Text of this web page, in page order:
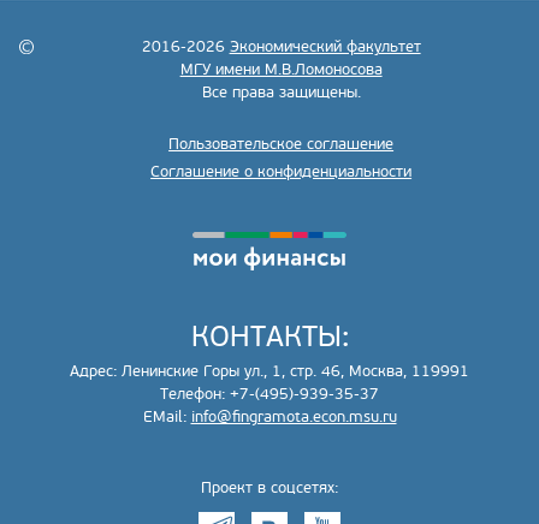
2016-2026 Экономический факультет
МГУ имени М.В.Ломоносова
Все права защищены.
Пользовательское соглашение
Соглашение о конфиденциальности
КОНТАКТЫ:
Адрес: Ленинские Горы ул., 1, стр. 46, Москва, 119991
Телефон: +7-(495)-939-35-37
EMail: info@fingramota.econ.msu.ru
Проект в соцсетях: